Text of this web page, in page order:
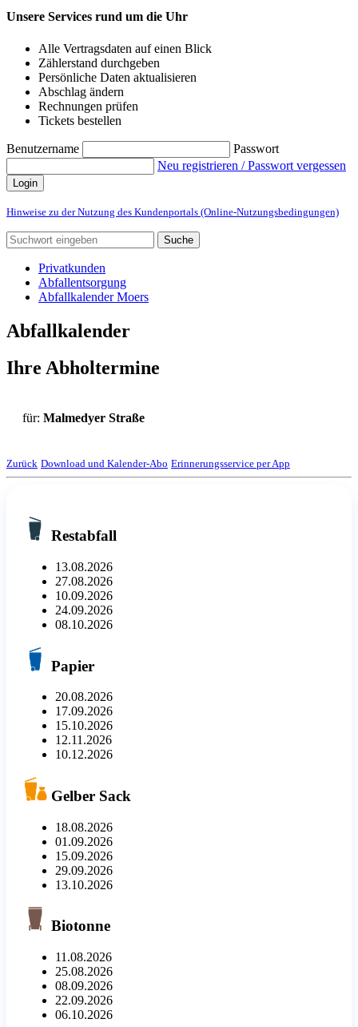
Unsere Services rund um die Uhr
Alle Vertragsdaten auf einen Blick
Zählerstand durchgeben
Persönliche Daten aktualisieren
Abschlag ändern
Rechnungen prüfen
Tickets bestellen
Benutzername
Passwort
Neu registrieren / Passwort vergessen
Login
Hinweise zu der Nutzung des Kundenportals (Online-Nutzungsbedingungen)
Suche
Privatkunden
Abfallentsorgung
Abfallkalender Moers
Abfallkalender
Ihre Abholtermine
für: Malmedyer Straße
Zurück Download und Kalender-Abo Erinnerungsservice per App
Restabfall
13.08.2026
27.08.2026
10.09.2026
24.09.2026
08.10.2026
Papier
20.08.2026
17.09.2026
15.10.2026
12.11.2026
10.12.2026
Gelber Sack
18.08.2026
01.09.2026
15.09.2026
29.09.2026
13.10.2026
Biotonne
11.08.2026
25.08.2026
08.09.2026
22.09.2026
06.10.2026